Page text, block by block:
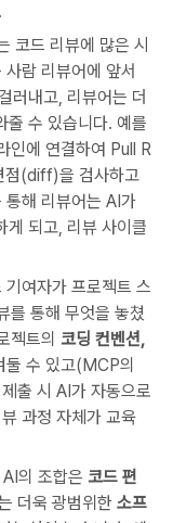
코드 리뷰에 많은 시
람 리뷰어에 앞서
러내고, 리뷰어는 더
줄 수 있습니다. 예를
인에 연결하여 Pull R
점(diff)을 검사하고
통해 리뷰어는 AI가
게 되고, 리뷰 사이클
여자가 프로젝트 스
를 통해 무엇을 놓쳤
젝트의 코딩 컨벤션,
둘 수 있고(MCP의
출 시 AI가 자동으로
과정 자체가 교육
의 조합은 코드 편
더욱 광범위한 소프